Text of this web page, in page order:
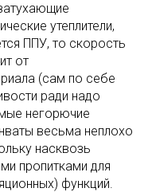
утеплители,
ППУ, то скорость
от
(сам по себе
ради надо
негорючие
весьма неплохо
насквозь
пропитками для
функций.